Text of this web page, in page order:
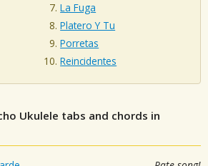
La Fuga
Platero Y Tu
Porretas
Reincidentes
Ukulele tabs and chords in